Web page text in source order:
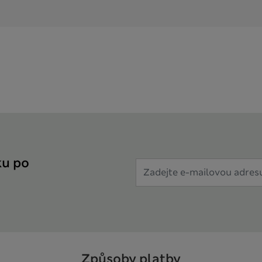
po
Způsoby platby